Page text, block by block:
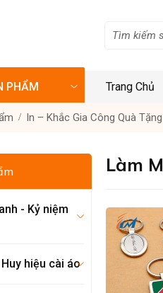
PHẨM Trang Chủ
In – Khắc Gia Công Quà Tặng
- Kỷ niệm
hiệu cài áo
Làm